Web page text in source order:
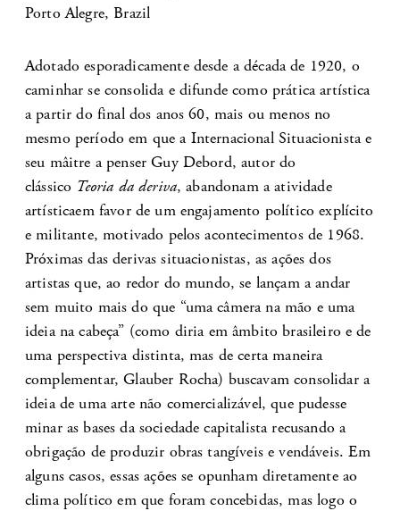
Porto Alegre, Brazil
Adotado esporadicamente desde a década de 1920, o
caminhar se consolida e difunde como prática artística
a partir do final dos anos 60, mais ou menos no
mesmo período em que a Internacional Situacionista e
seu mâitre a penser Guy Debord, autor do
clássico Teoria da deriva, abandonam a atividade
artísticaem favor de um engajamento político explícito
e militante, motivado pelos acontecimentos de 1968.
Próximas das derivas situacionistas, as ações dos
artistas que, ao redor do mundo, se lançam a andar
sem muito mais do que “uma câmera na mão e uma
ideia na cabeça” (como diria em âmbito brasileiro e de
uma perspectiva distinta, mas de certa maneira
complementar, Glauber Rocha) buscavam consolidar a
ideia de uma arte não comercializável, que pudesse
minar as bases da sociedade capitalista recusando a
obrigação de produzir obras tangíveis e vendáveis. Em
alguns casos, essas ações se opunham diretamente ao
clima político em que foram concebidas, mas logo o